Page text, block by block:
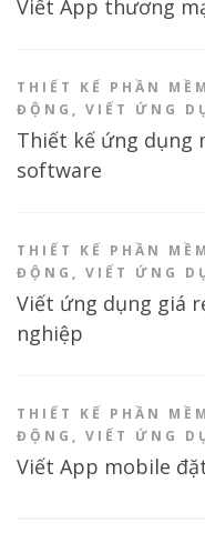
Viết App thương
THIẾT KẾ PHẦN MỀM
ĐỘNG , VIẾT ỨNG
Thiết kế ứng dụng
software
THIẾT KẾ PHẦN MỀM
ĐỘNG , VIẾT ỨNG
Viết ứng dụng giá
nghiệp
THIẾT KẾ PHẦN MỀM
ĐỘNG , VIẾT ỨNG
Viết App mobile